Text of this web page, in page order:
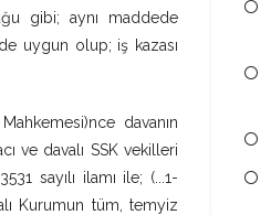
gibi; aynı maddede
uygun olup; iş kazası
davanın
ve davalı SSK vekilleri
sayılı ilamı ile; (...1-
Kurumun tüm, temyiz